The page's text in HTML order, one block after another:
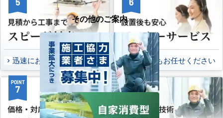
5
迅速にお届け出来る理由
6
万一の時もお任せください
POINT
7
POINT
8
その他のご案内